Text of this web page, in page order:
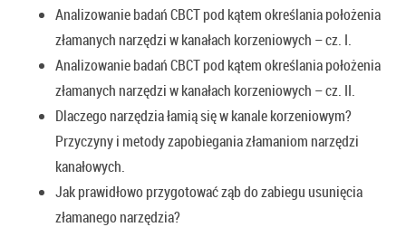
Analizowanie badań CBCT pod kątem określania położenia
złamanych narzędzi w kanałach korzeniowych – cz. I.
Analizowanie badań CBCT pod kątem określania położenia
złamanych narzędzi w kanałach korzeniowych – cz. II.
Dlaczego narzędzia łamią się w kanale korzeniowym?
Przyczyny i metody zapobiegania złamaniom narzędzi
kanałowych.
Jak prawidłowo przygotować ząb do zabiegu usunięcia
złamanego narzędzia?